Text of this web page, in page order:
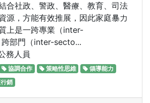
合社政、警政、醫療、教育、司法
源，方能有效推展，因此家庭暴力
上是一跨專業（inter-
部門（inter-secto...
務人員
協調合作 策略性思維
領導能力
銷